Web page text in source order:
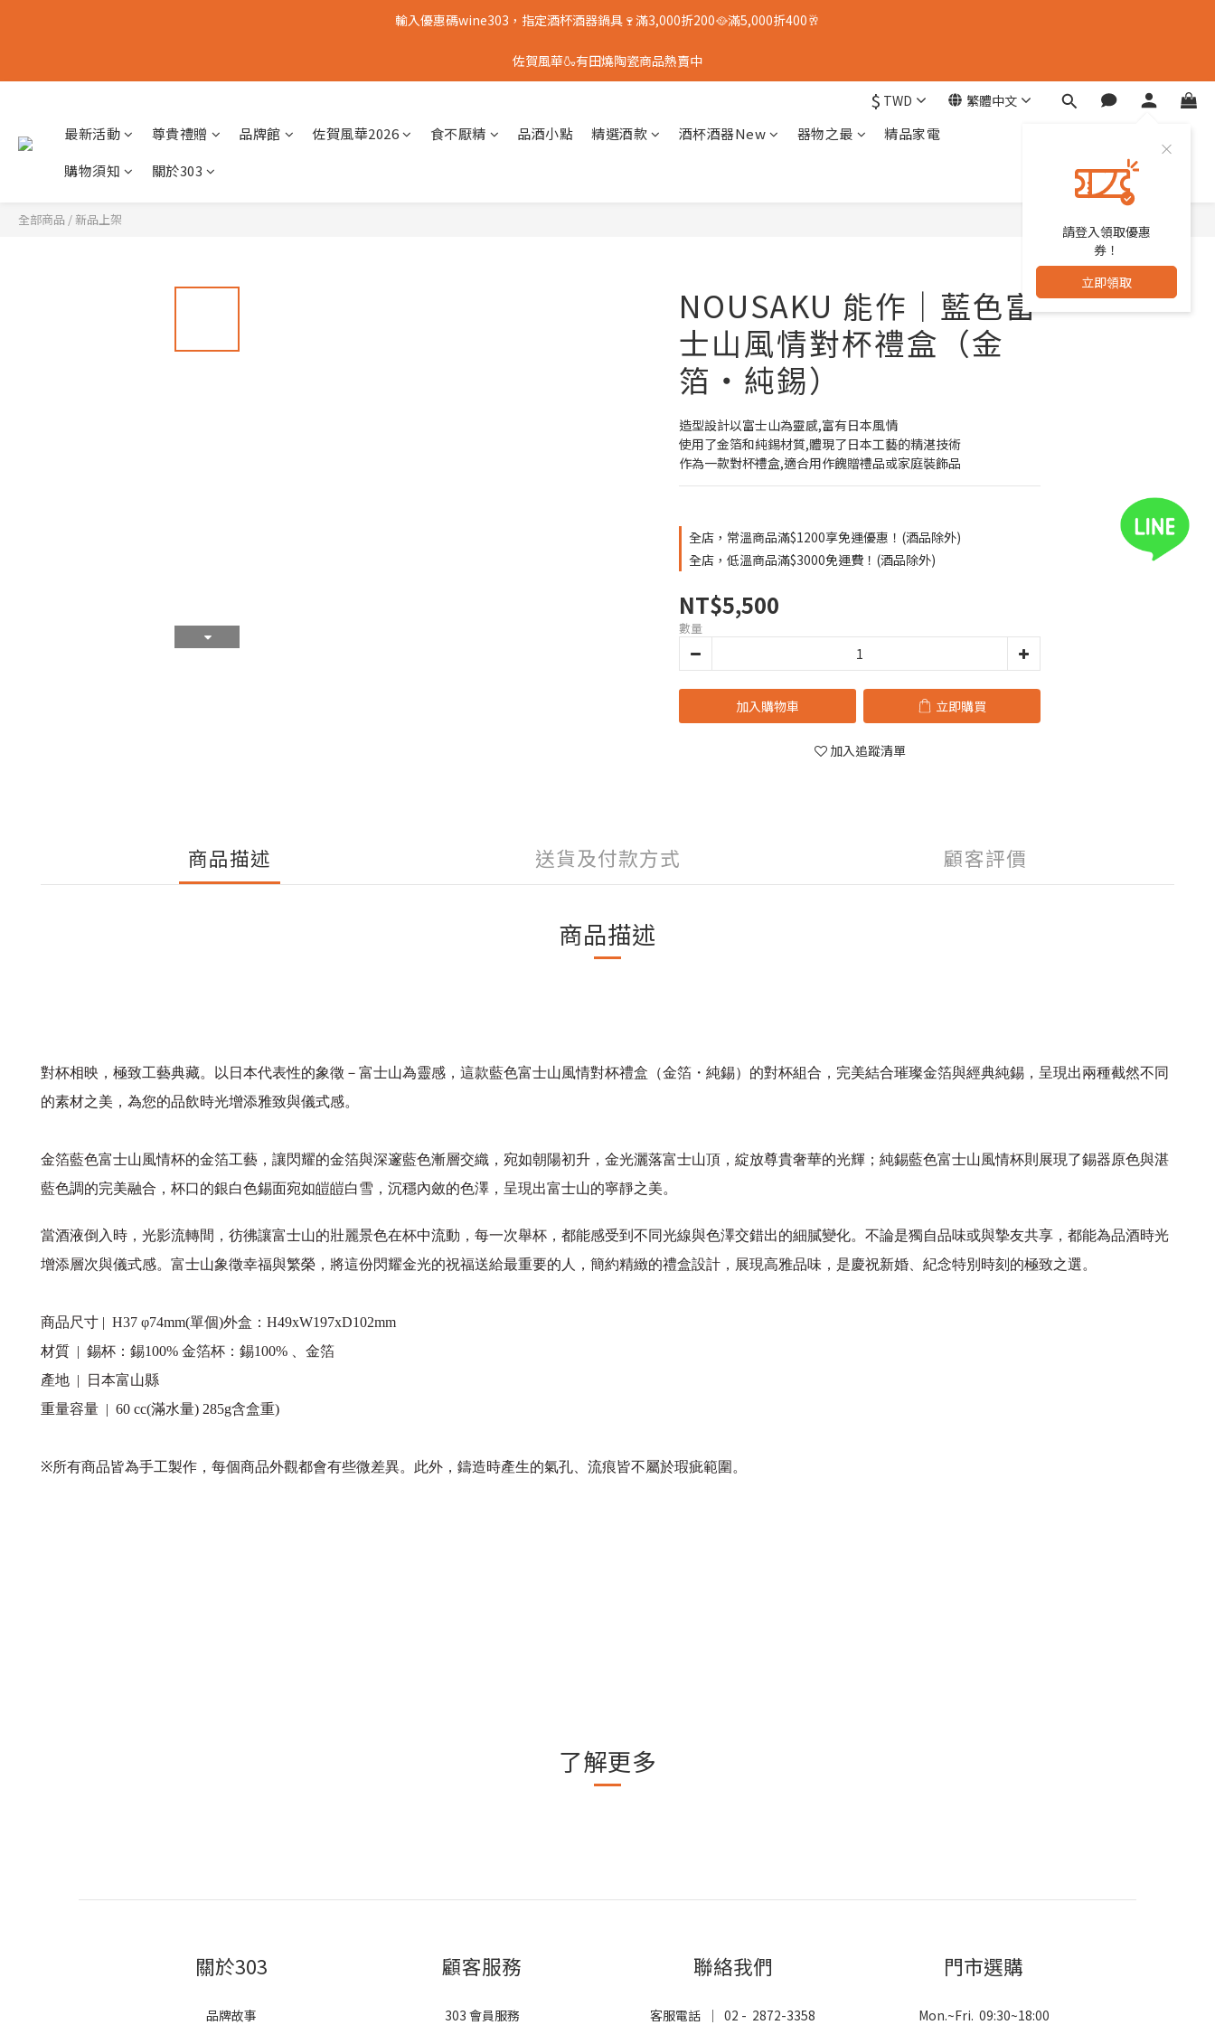
輸入優惠碼wine303，指定酒杯酒器鍋具🍷滿3,000折200🥘滿5,000折400🥂
佐賀風華🍶有田燒陶瓷商品熱賣中
$ TWD 繁體中文
請登入領取優惠
券！
立即領取
最新活動 尊貴禮贈 品牌館 佐賀風華2026 食不厭精 品酒小點 精選酒款 酒杯酒器New 器物之最
精品家電
購物須知
關於303
全部商品 /新品上架
NOUSAKU 能作｜藍色富
士山風情對杯禮盒（金
箔・純錫）
造型設計以富士山為靈感,富有日本風情
使用了金箔和純錫材質,體現了日本工藝的精湛技術
作為一款對杯禮盒,適合用作餽贈禮品或家庭裝飾品
全店，常溫商品滿$1200享免運優惠！(酒品除外)
全店，低溫商品滿$3000免運費！(酒品除外)
NT$5,500
數量
加入購物車 立即購買
加入追蹤清單
商品描述 送貨及付款方式 顧客評價
商品描述
對杯相映，極致工藝典藏。以日本代表性的象徵－富士山為靈感，這款藍色富士山風情對杯禮盒（金箔・純錫）的對杯組合，完美結合璀璨金箔與經典純錫，呈現出兩種截然不同
的素材之美，為您的品飲時光增添雅致與儀式感。
金箔藍色富士山風情杯的金箔工藝，讓閃耀的金箔與深邃藍色漸層交織，宛如朝陽初升，金光灑落富士山頂，綻放尊貴奢華的光輝；純錫藍色富士山風情杯則展現了錫器原色與湛
藍色調的完美融合，杯口的銀白色錫面宛如皚皚白雪，沉穩內斂的色澤，呈現出富士山的寧靜之美。
當酒液倒入時，光影流轉間，彷彿讓富士山的壯麗景色在杯中流動，每一次舉杯，都能感受到不同光線與色澤交錯出的細膩變化。不論是獨自品味或與摯友共享，都能為品酒時光
增添層次與儀式感。富士山象徵幸福與繁榮，將這份閃耀金光的祝福送給最重要的人，簡約精緻的禮盒設計，展現高雅品味，是慶祝新婚、紀念特別時刻的極致之選。
商品尺寸 | H37 φ74mm(單個)外盒：H49xW197xD102mm
材質 | 錫杯：錫100% 金箔杯：錫100% 、金箔
產地 | 日本富山縣
重量容量 | 60 cc(滿水量) 285g含盒重)
※所有商品皆為手工製作，每個商品外觀都會有些微差異。此外，鑄造時產生的氣孔、流痕皆不屬於瑕疵範圍。
了解更多
立即購買
關於303
品牌故事
顧客服務
303 會員服務
聯絡我們
客服電話 ｜ 02 - 2872-3358
門市選購
Mon.~Fri. 09:30~18:00